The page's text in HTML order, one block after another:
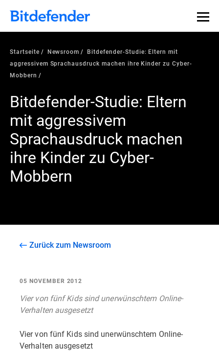
Startseite Newsroom
Bitdefender-Studie: Eltern mit
aggressivem Sprachausdruck machen ihre Kinder zu Cyber-
Mobbern
Bitdefender-Studie: Eltern
mit aggressivem
Sprachausdruck machen
ihre Kinder zu Cyber-
Mobbern
Zurück zum Newsroom
05 NOVEMBER 2012
Vier von fünf Kids sind unerwünschtem Online-
Verhalten ausgesetzt
Vier von fünf Kids sind unerwünschtem Online-
Verhalten ausgesetzt